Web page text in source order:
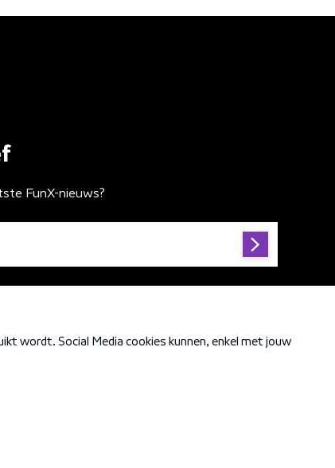
FunX-nieuws?